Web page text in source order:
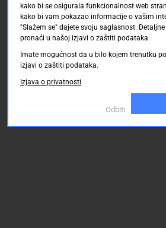
kako bi se osigurala funkcionalnost web
kako bi vam pokazao informacije o vašim
"Slažem se" dajete svoju saglasnost.
pronaći u našoj izjavi o zaštiti podataka.
Imate mogućnost da u bilo kojem trenutku
izjavi o zaštiti podataka.
Izjava o privatnosti
Odbiti